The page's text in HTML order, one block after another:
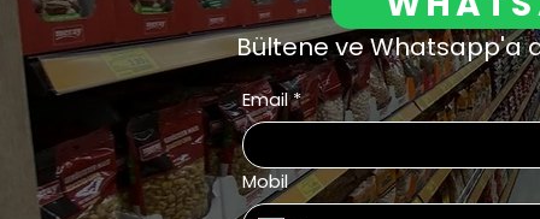
Bültene ve Whatsapp'a
Email*
Mobil